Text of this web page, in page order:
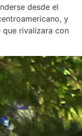
desde el
y
rivalizara con